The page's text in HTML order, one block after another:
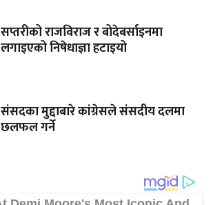
सप्तरीको राजविराज र बोदेबर्साइनमा
लगाइएको निषेधाज्ञा हटाइयो
संसदका मुद्दाबारे कांग्रेसले संसदीय दलमा
छलफल गर्ने